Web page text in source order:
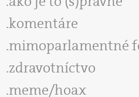
komentáre
mimoparlamentné
zdravotníctvo
meme/hoax